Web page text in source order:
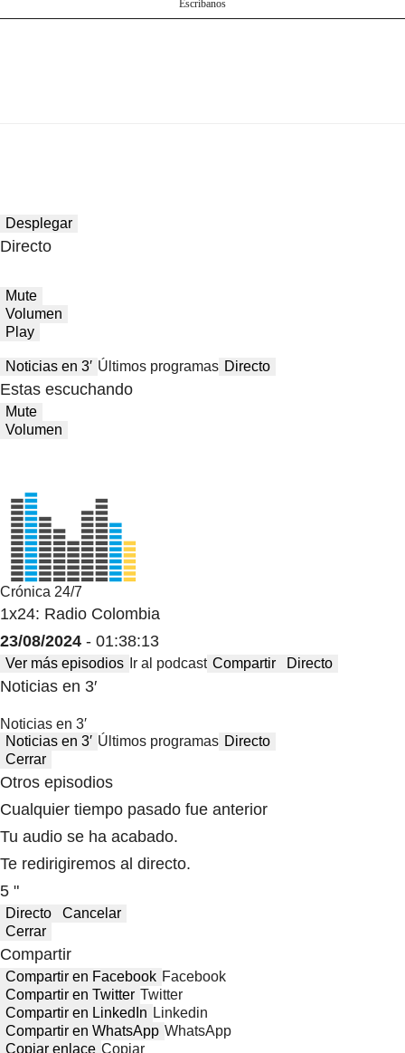
Escríbanos
Desplegar
Directo
Mute
Volumen
Play
Noticias en 3′ Últimos programas Directo
Estas escuchando
Mute
Volumen
Crónica 24/7
1x24: Radio Colombia
23/08/2024 - 01:38:13
Ver más episodios Ir al podcast Compartir Directo
Noticias en 3′
Noticias en 3′
Noticias en 3′ Últimos programas Directo
Cerrar
Otros episodios
Cualquier tiempo pasado fue anterior
Tu audio se ha acabado.
Te redirigiremos al directo.
5 "
Directo
Cancelar
Cerrar
Compartir
Compartir en Facebook Facebook
Compartir en Twitter Twitter
Compartir en LinkedIn Linkedin
Compartir en WhatsApp WhatsApp
Copiar enlace Copiar